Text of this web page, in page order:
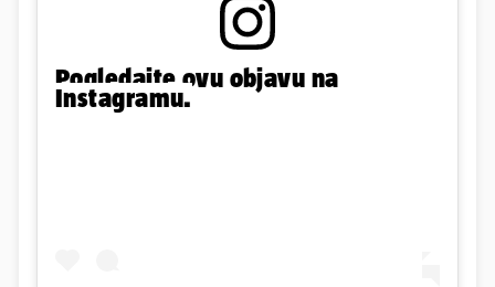
Pogledajte ovu objavu na
Instagramu.